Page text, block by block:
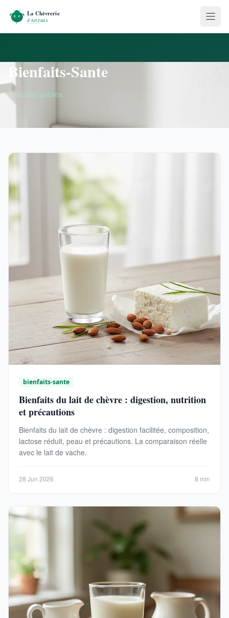
Bienfaits-Sante
5 articles publiés
bienfaits-sante
Bienfaits du lait de chèvre : digestion, nutrition
et précautions
Bienfaits du lait de chèvre : digestion facilitée, composition,
lactose réduit, peau et précautions. La comparaison réelle
avec le lait de vache.
28 Jun 2026 8 min